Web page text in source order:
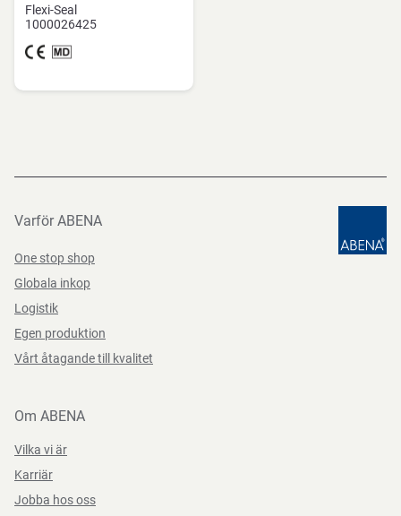
Flexi-Seal
1000026425
Varför ABENA
One stop shop
Globala inkop
Logistik
Egen produktion
Vårt åtagande till kvalitet
Om ABENA
Vilka vi är
Karriär
Jobba hos oss